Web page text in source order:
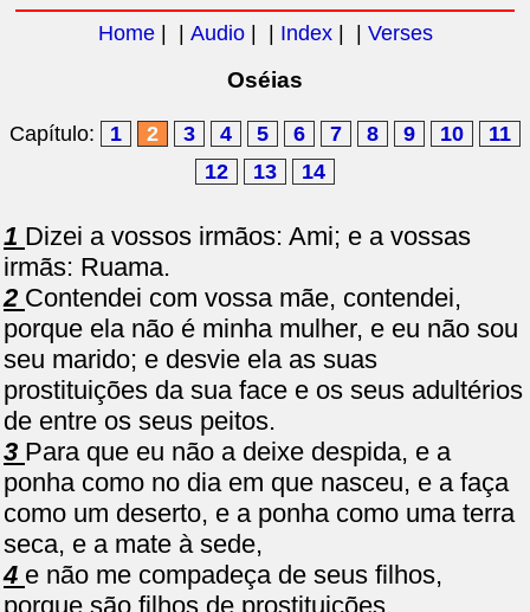
Home| | Audio| | Index| | Verses
Oséias
Capítulo: 1 2 3 4 5 6 7 8 9 10
11
12
13 14
1 Dizei a vossos irmãos: Ami; e a vossas
irmãs: Ruama.
2 Contendei com vossa mãe, contendei,
porque ela não é minha mulher, e eu não sou
seu marido; e desvie ela as suas
prostituições da sua face e os seus adultérios
de entre os seus peitos.
3 Para que eu não a deixe despida, e a
ponha como no dia em que nasceu, e a faça
como um deserto, e a ponha como uma terra
seca, e a mate à sede,
4 e não me compadeça de seus filhos,
porque são filhos de prostituições.